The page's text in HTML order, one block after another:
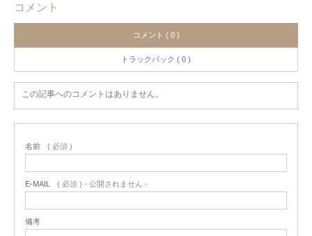
コメント
コメント ( 0 )
トラックバック ( 0 )
この記事へのコメントはありません。
名前 ( 必須 )
E-MAIL ( 必須 ) - 公開されません -
備考